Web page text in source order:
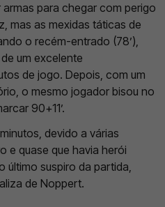
para chegar com perigo
mas as mexidas táticas de
o recém-entrado (78’),
um excelente
de jogo. Depois, com um
o mesmo jogador bisou no
90+11’.
devido a várias
e quase que havia herói
último suspiro da partida,
de Noppert.